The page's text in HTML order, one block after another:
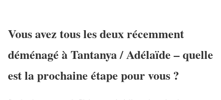
Vous avez tous les deux récemment
déménagé à Tantanya / Adélaïde – quelle
est la prochaine étape pour vous ?